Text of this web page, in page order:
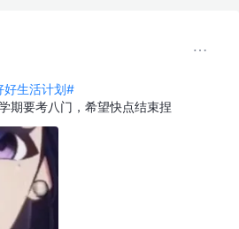
好生活计划#
期要考八门，希望快点结束捏